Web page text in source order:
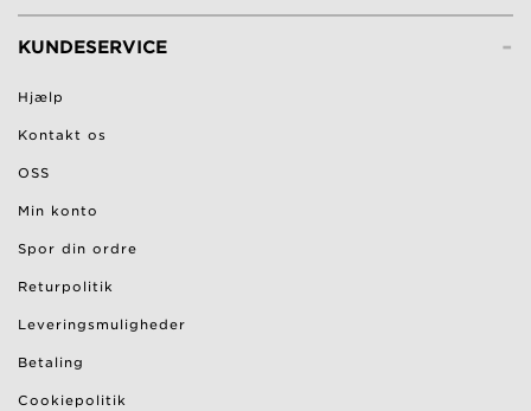
-
KUNDESERVICE
Hjælp
Kontakt os
OSS
Min konto
Spor din ordre
Returpolitik
Leveringsmuligheder
Betaling
Cookiepolitik